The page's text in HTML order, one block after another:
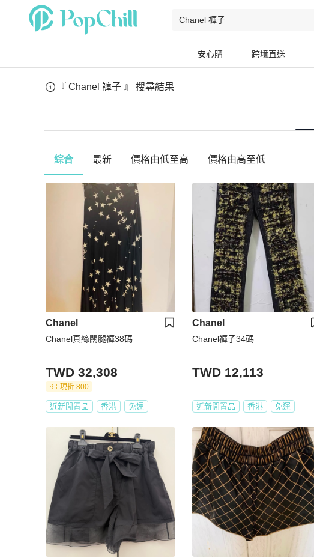
安心購 跨境直送
『 Chanel 褲子 』 搜尋結果
綜合 最新 價格由低至高 價格由高至低
Chanel
Chanel真絲闊腿褲38碼
TWD 32,308
現折 800
近新閒置品 香港 免運
Chanel
Chanel褲子34碼
TWD 12,113
近新閒置品 香港 免運